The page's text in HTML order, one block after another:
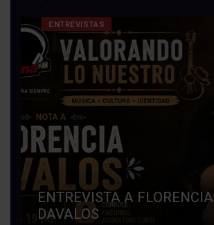
ENTREVISTAS
ENTREVISTA A FLORENCIA
DAVALOS